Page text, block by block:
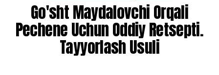
Go'sht Maydalovchi Orqali
Pechene Uchun Oddiy Retsepti.
Tayyorlash Usuli